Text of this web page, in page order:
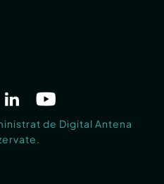
de Digital Antena